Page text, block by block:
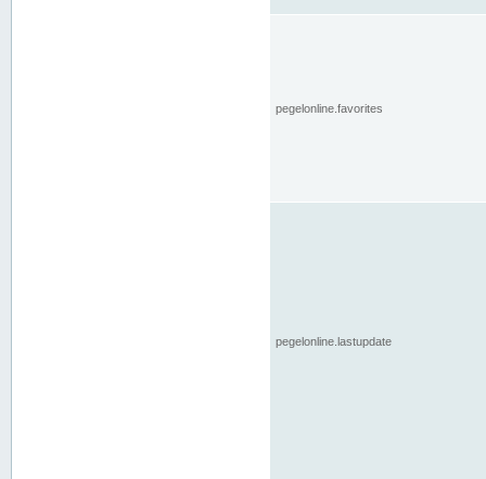
pegelonline.favorites
pegelonline.lastupdate